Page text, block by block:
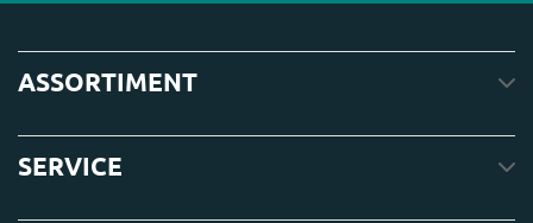
ASSORTIMENT
SERVICE